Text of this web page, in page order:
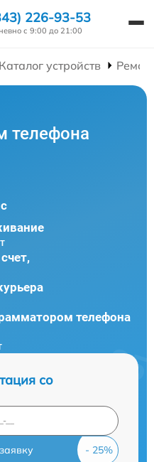
226-93-53
с 9:00 до 21:00
Каталог устройств
телефона
телефона
со